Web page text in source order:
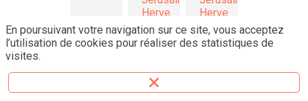
Herve
Lourdin,
Julien
Ballé,
Nicolas
Herve
Lourdin,
Julien
Lemoine,
Nicolas
En poursuivant votre navigation sur ce site, vous acceptez
l’utilisation de cookies pour réaliser des statistiques de
visites.